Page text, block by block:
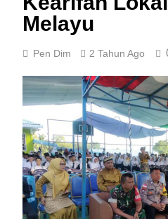
Melayu
Pen Dim 2 Tahun Ago